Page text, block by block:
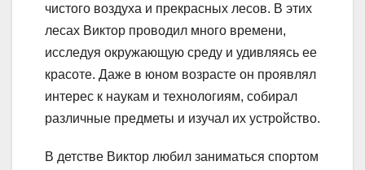
чистого воздуха и прекрасных лесов. В этих
лесах Виктор проводил много времени,
исследуя окружающую среду и удивляясь ее
красоте. Даже в юном возрасте он проявлял
интерес к наукам и технологиям, собирал
различные предметы и изучал их устройство.
В детстве Виктор любил заниматься спортом